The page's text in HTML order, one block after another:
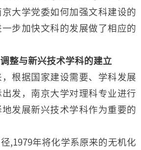
大学党委如何加强文科建设的
步加快文科的发展做了相应的
整与新兴技术学科的建立
，根据国家建设需要、学科发展
发，南京大学对理科专业进行
发展新兴技术学科作为重要的
,1979年将化学系原来的无机化